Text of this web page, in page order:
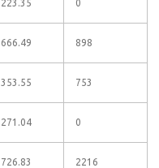
223.35 0
666.49 898
353.55 753
271.04 0
726.83 2216